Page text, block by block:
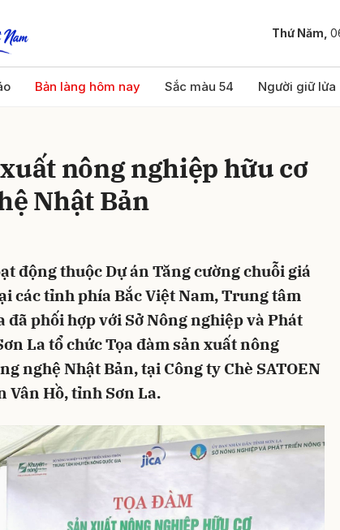
Thứ Năm,
Bản làng hôm nay Sắc màu 54 Người giữ lửa
nông nghiệp hữu cơ
Nhật Bản
động thuộc Dự án Tăng cường chuỗi giá
các tỉnh phía Bắc Việt Nam, Trung tâm
phối hợp với Sở Nông nghiệp và Phát
La tổ chức Tọa đàm sản xuất nông
nghệ Nhật Bản, tại Công ty Chè SATOEN
Vân Hồ, tỉnh Sơn La.
bình luận